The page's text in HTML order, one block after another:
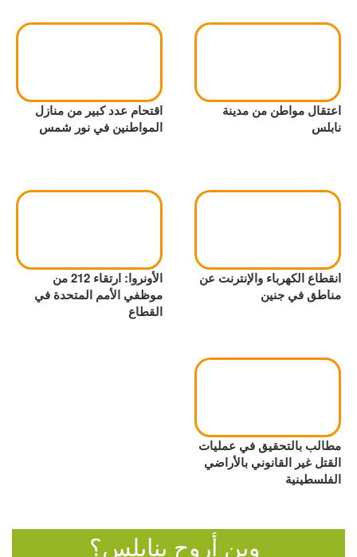
اعتقال مواطن من مدينة
نابلس
اقتحام عدد كبير من منازل
المواطنين في نور شمس
انقطاع الكهرباء والإنترنت عن
مناطق في جنين
الأونروا: ارتقاء 212 من
موظفي الأمم المتحدة في
القطاع
مطالب بالتحقيق في عمليات
القتل غير القانوني بالأراضي
الفلسطينية
وين أروح بنابلس؟